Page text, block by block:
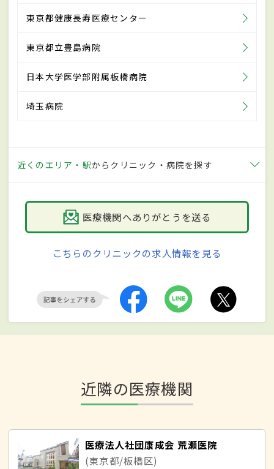
東京都健康長寿医療センター
東京都立豊島病院
日本大学医学部附属板橋病院
埼玉病院
近くのエリア・駅からクリニック・病院を探す
医療機関へありがとうを送る
こちらのクリニックの求人情報を見る
近隣の医療機関
医療法人社団康成会 荒瀬医院
(東京都/板橋区)